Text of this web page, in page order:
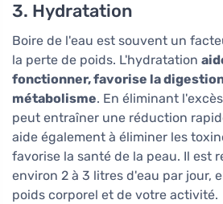
3. Hydratation
Boire de l'eau est souvent un
la perte de poids. L'hydratation
fonctionner, favorise la
métabolisme. En éliminant
peut entraîner une réduction
aide également à éliminer les
favorise la santé de la peau. Il est
environ 2 à 3 litres d'eau par jour,
poids corporel et de votre activité.